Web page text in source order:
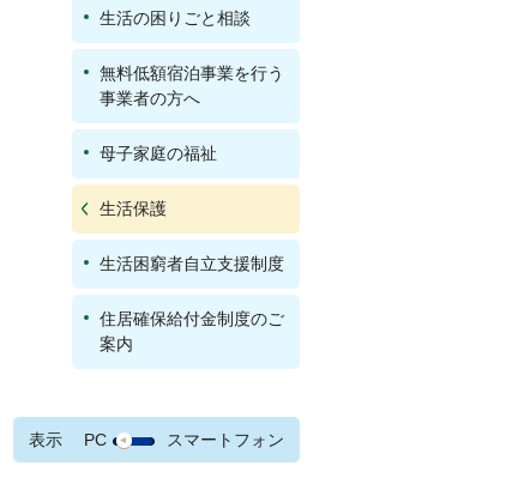
生活の困りごと相談
無料低額宿泊事業を行う
事業者の方へ
母子家庭の福祉
生活保護
生活困窮者自立支援制度
住居確保給付金制度のご
案内
表示 PC スマートフォン